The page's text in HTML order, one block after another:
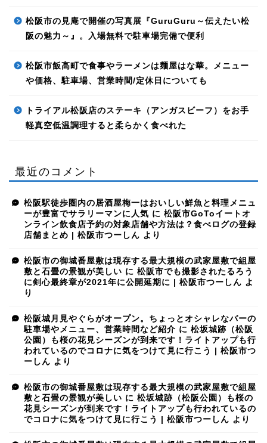
松阪市の見庵で開催の写真展『GuruGuru～伝えたい松
阪の魅力～』。入場無料で駐車場完備で便利
松阪市飯高町で食事やラーメンは麺屋はな華。メニュー
や価格、駐車場、営業時間/定休日についても
トライアル松阪店のステーキ（アンガスビーフ）をお手
軽真空低温調理すると柔らかく食べれた
最近のコメント
松阪駅徒歩圏内の居酒屋梅一はおいしい鮮魚と料理メニュ
ーが豊富でサラリーマンに人気 に 松阪市GoToイートオ
ンライン飲食店予約の対象店舗や方法は？食べログの登録
店舗まとめ | 松阪市つーしん より
松阪市の御城番屋敷は現存する最大規模の武家屋敷で組屋
敷と石畳の景観が美しい に 松阪市でも撮影されたるろう
に剣心最終章が2021年に公開延期に | 松阪市つーしん よ
り
松阪城月見やぐらがオープン。ちょっとオシャレなバーの
駐車場やメニュー、営業時間など紹介 に 松坂城跡（松阪
公園）も桜の花見シーズンが到来です！ライトアップも行
われているのでコロナに気をつけて見に行こう | 松阪市つ
ーしん より
松阪市の御城番屋敷は現存する最大規模の武家屋敷で組屋
敷と石畳の景観が美しい に 松坂城跡（松阪公園）も桜の
花見シーズンが到来です！ライトアップも行われているの
でコロナに気をつけて見に行こう | 松阪市つーしん より